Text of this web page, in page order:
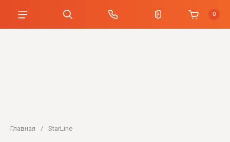
0
Главная / StarLine